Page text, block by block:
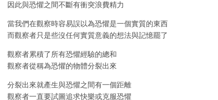
因此與恐懼之間不斷有衝突浪費精力
當我們在觀察時容易誤以為恐懼是一個實質的東西
而觀察者只是些沒任何實質意義的想法與記憶罷了
觀察者累積了所有恐懼經驗的總和
觀察者從稱為恐懼的物體分裂出來
分裂出來就產生與恐懼之間有一個距離
觀察者一直要試圖追求快樂或克服恐懼